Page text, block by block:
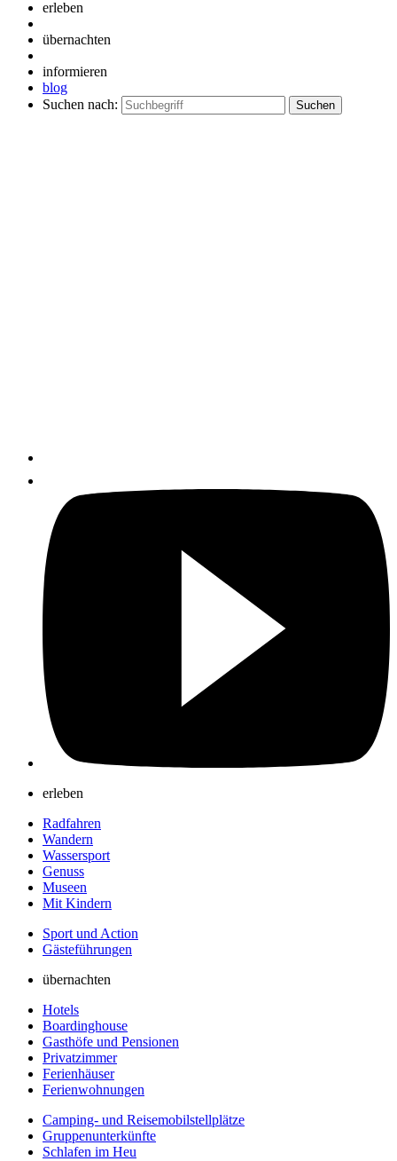
erleben
übernachten
informieren
blog
Suchen nach:
erleben
Radfahren
Wandern
Wassersport
Genuss
Museen
Mit Kindern
Sport und Action
Gästeführungen
übernachten
Hotels
Boardinghouse
Gasthöfe und Pensionen
Privatzimmer
Ferienhäuser
Ferienwohnungen
Camping- und Reisemobilstellplätze
Gruppenunterkünfte
Schlafen im Heu